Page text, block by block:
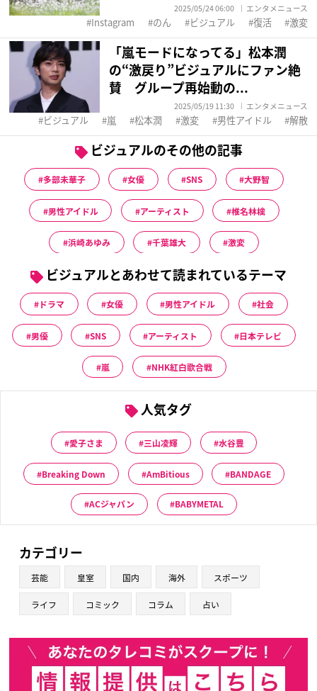
2025/05/24 06:00 エンタメニュース
Instagram のん ビジュアル 復活 激変
「嵐モードになってる」松本潤
の“激戻り”ビジュアルにファン絶
賛 グループ再始動の...
2025/05/19 11:30 エンタメニュース
ビジュアル 嵐 松本潤 激変 男性アイドル 解散
ビジュアルのその他の記事
多部未華子 女優 SNS 大野智
男性アイドル アーティスト 椎名林檎
浜崎あゆみ 千葉雄大 激変
ビジュアルとあわせて読まれているテーマ
ドラマ 女優 男性アイドル 社会
男優 SNS アーティスト 日本テレビ
嵐 NHK紅白歌合戦
人気タグ
愛子さま 三山凌輝 水谷豊
Breaking Down AmBitious BANDAGE
ACジャパン BABYMETAL
カテゴリー
芸能 皇室 国内 海外 スポーツ
ライフ コミック コラム 占い